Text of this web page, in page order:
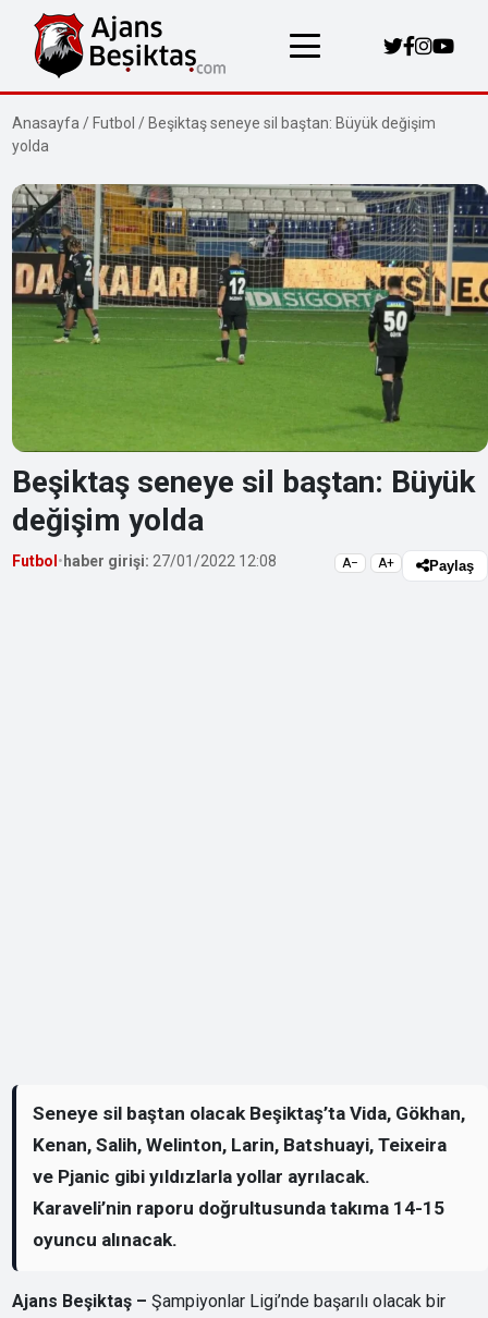
Anasayfa / Futbol / Beşiktaş seneye sil baştan: Büyük değişim
yolda
Beşiktaş seneye sil baştan: Büyük
değişim yolda
Futbol • haber girişi: 27/01/2022 12:08 A− A+ Paylaş
Seneye sil baştan olacak Beşiktaş’ta Vida, Gökhan,
Kenan, Salih, Welinton, Larin, Batshuayi, Teixeira
ve Pjanic gibi yıldızlarla yollar ayrılacak.
Karaveli’nin raporu doğrultusunda takıma 14-15
oyuncu alınacak.
Ajans Beşiktaş – Şampiyonlar Ligi’nde başarılı olacak bir